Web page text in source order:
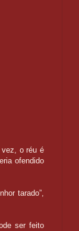
vez, o réu é
ofendido
tarado”,
ser feito